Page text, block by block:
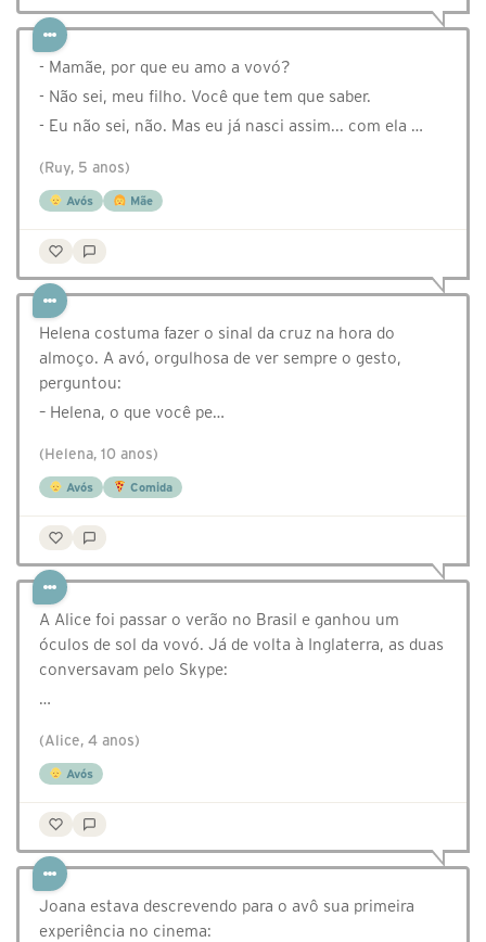
- Mamãe, por que eu amo a vovó?
- Não sei, meu filho. Você que tem que saber.
- Eu não sei, não. Mas eu já nasci assim... com ela …
(Ruy, 5 anos)
Avós Mãe
Helena costuma fazer o sinal da cruz na hora do
almoço. A avó, orgulhosa de ver sempre o gesto,
perguntou:
– Helena, o que você pe…
(Helena, 10 anos)
Avós Comida
A Alice foi passar o verão no Brasil e ganhou um
óculos de sol da vovó. Já de volta à Inglaterra, as duas
conversavam pelo Skype:
…
(Alice, 4 anos)
Avós
Joana estava descrevendo para o avô sua primeira
experiência no cinema: